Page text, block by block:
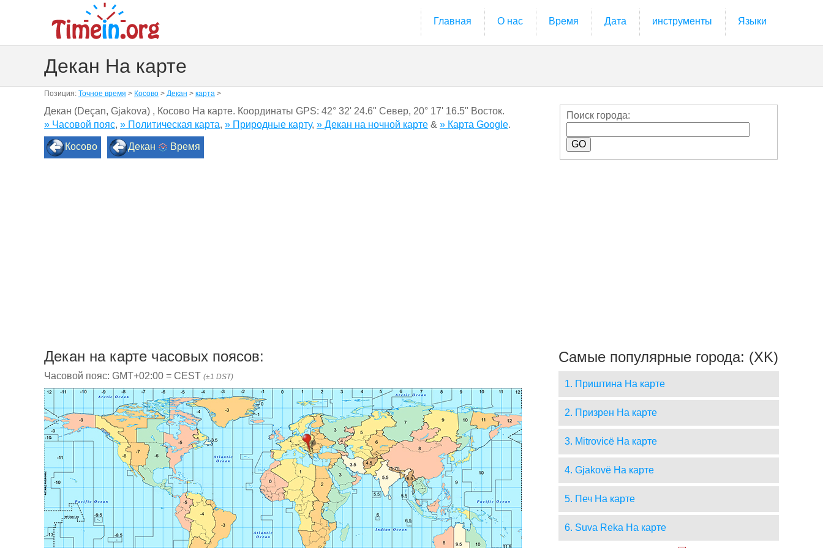
Главная О нас Время Дата инструменты Языки
Декан На карте
Позиция: Точное время > Косово > Декан > карта >
Декан (Deçan, Gjakova) , Косово На карте. Координаты GPS: 42° 32' 24.6" Север, 20° 17' 16.5" Восток.
» Часовой пояс, » Политическая карта, » Природные карту, » Декан на ночной карте & » Карта Google.
Косово Декан Время
Декан на карте часовых поясов:
Часовой пояс: GMT+02:00 = CEST (±1 DST)
Поиск города:
Самые популярные города: (XK)
1. Приштина На карте
2. Призрен На карте
3. Mitrovicë На карте
4. Gjakovë На карте
5. Печ На карте
6. Suva Reka На карте